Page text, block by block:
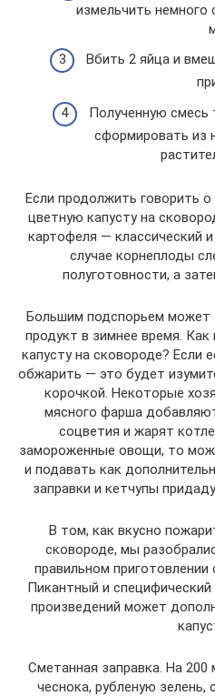
измельчить немного
Вбить 2 яйца и
Полученную смесь
сформировать из
Если продолжить говорить
цветную капусту на
картофеля — классический
случае корнеплоды
полуготовности, а
Большим подспорьем может
продукт в зимнее время.
капусту на сковороде? Если
обжарить — это будет
корочкой. Некоторые
мясного фарша
соцветия и жарят
замороженные овощи, то
и подавать как
заправки и кетчупы
В том, как вкусно
сковороде, мы
правильном
Пикантный и
произведений может
Сметанная заправка. На
чеснока, рубленую зелень,